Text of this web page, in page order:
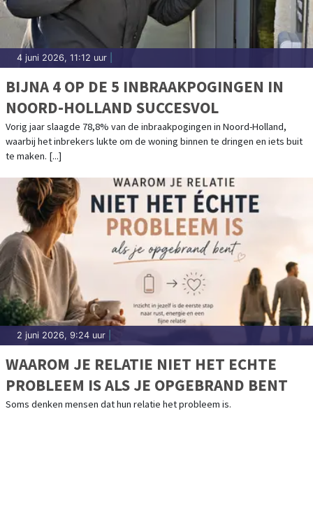
4 juni 2026, 11:12 uur
BIJNA 4 OP DE 5 INBRAAKPOGINGEN IN
NOORD-HOLLAND SUCCESVOL
Vorig jaar slaagde 78,8% van de inbraakpogingen in Noord-Holland,
waarbij het inbrekers lukte om de woning binnen te dringen en iets buit
te maken. [...]
2 juni 2026, 9:24 uur
WAAROM JE RELATIE NIET HET ECHTE
PROBLEEM IS ALS JE OPGEBRAND BENT
Soms denken mensen dat hun relatie het probleem is.